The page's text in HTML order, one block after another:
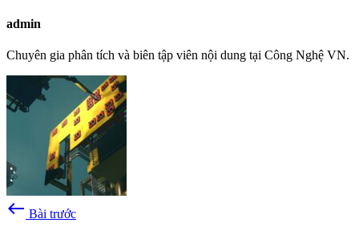
admin
Chuyên gia phân tích và biên tập viên nội dung tại Công Nghệ VN.
west Bài trước